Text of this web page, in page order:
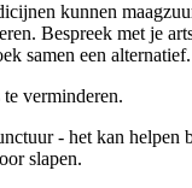
kunnen
Bespreek met je
samen een alternatief.
te verminderen.
- het kan helpen
slapen.